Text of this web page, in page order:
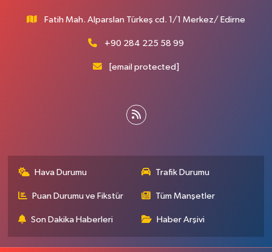
Fatih Mah. Alparslan Türkeş cd. 1/1 Merkez/ Edirne
+90 284 225 58 99
[email protected]
Hava Durumu Trafik Durumu
Puan Durumu ve Fikstür Tüm Manşetler
Son Dakika Haberleri Haber Arşivi